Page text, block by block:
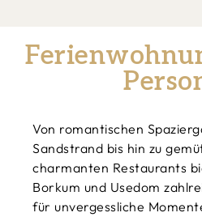
Von romantischen
Sandstrand bis hin zu
charmanten Restaurants
Borkum und Usedom
für unvergessliche